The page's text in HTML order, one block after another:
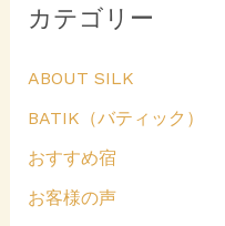
カテゴリー
ABOUT SILK
BATIK（バティック）
おすすめ宿
お客様の声